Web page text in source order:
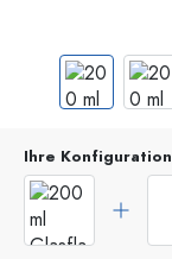
Ihre Konfiguration